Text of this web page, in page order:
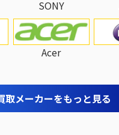
SONY
Acer
取メーカーをもっと見る